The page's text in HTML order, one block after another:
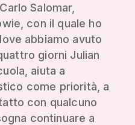
Salomar,
con il quale ho
abbiamo avuto
giorni Julian
aiuta a
come priorità, a
con qualcuno
continuare a